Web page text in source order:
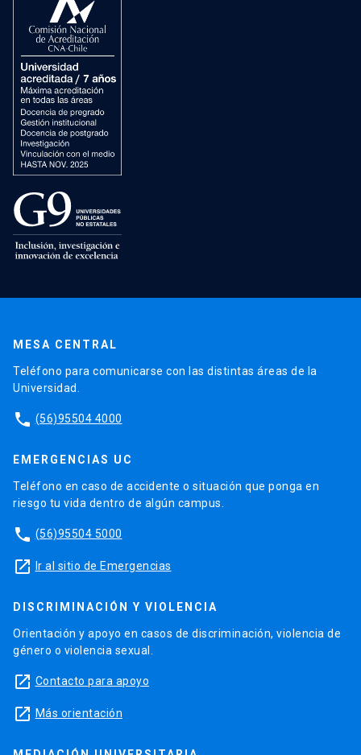
MESA CENTRAL
Teléfono para comunicarse con las distintas áreas de la
Universidad.
phone (56)95504 4000
EMERGENCIAS UC
Teléfono en caso de accidente o situación que ponga en
riesgo tu vida dentro de algún campus.
phone (56)95504 5000
launch Ir al sitio de Emergencias
DISCRIMINACIÓN Y VIOLENCIA
Orientación y apoyo en casos de discriminación, violencia de
género o violencia sexual.
launch Contacto para apoyo
launch Más orientación